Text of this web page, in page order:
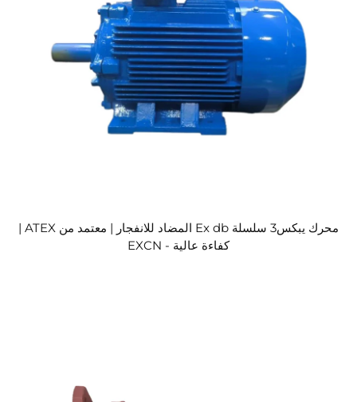
محرك يبكس3 سلسلة Ex db المضاد للانفجار | معتمد من ATEX |
كفاءة عالية - EXCN